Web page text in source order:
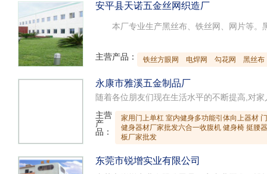
安平县天诺五金丝网织造厂
主营产品： 铁丝方眼网 电焊网 勾花网 黑丝布
永康市雅溪五金制品厂
主营
产
品：
家用门上单杠 室内健身多功能引体向上器材
健身器材厂家批发六合一收腹机 健身椅 挺腰
板厂家批发
东莞市锐增实业有限公司